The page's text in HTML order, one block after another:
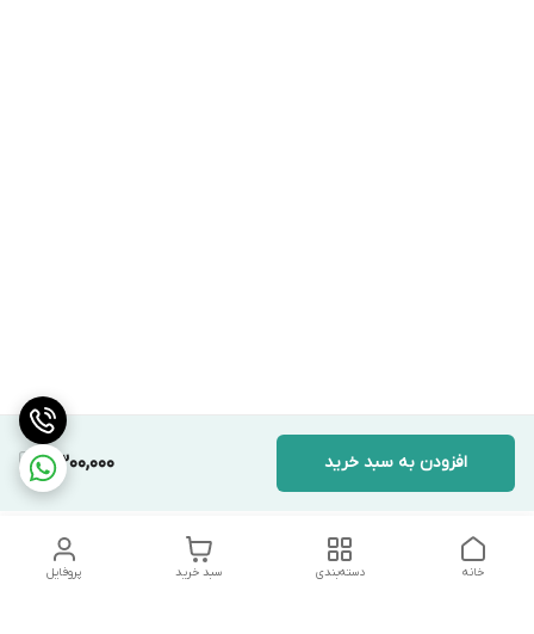
2,300,000 افزودن به سبد خرید
پروفایل سبد خرید دسته‌بندی خانه